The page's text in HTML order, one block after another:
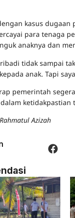
kasus
para tenaga
anaknya dan
tidak sampai
anak. Tapi
pemerintah
ketidakpastian
Azizah